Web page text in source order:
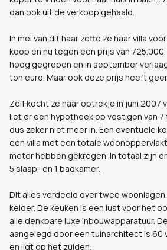
dan ook uit de verkoop gehaald.
In mei van dit haar zette ze haar villa
koop en nu tegen een prijs van
hoog gegrepen en in september
ton euro. Maar ook deze prijs heeft
Zelf kocht ze haar optrekje in juni 2007
liet er een hypotheek op vestigen van
dus zeker niet meer in. Een eventuele
een villa met een totale
meter hebben gekregen. In totaal zijn
5 slaap- en 1 badkamer.
Dit alles verdeeld over twee
kelder. De keuken is een lust voor het
alle denkbare luxe inbouwapparatuur.
aangelegd door een tuinarchitect is
en ligt op het zuiden.